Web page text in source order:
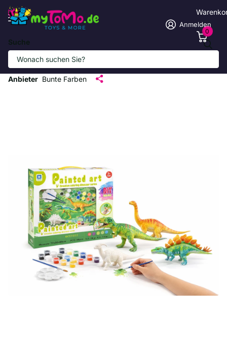
Suche
Anmelden
0
Kreatives Dinosaurier DIY Malset für
Kinder
Anbieter Bunte Farben